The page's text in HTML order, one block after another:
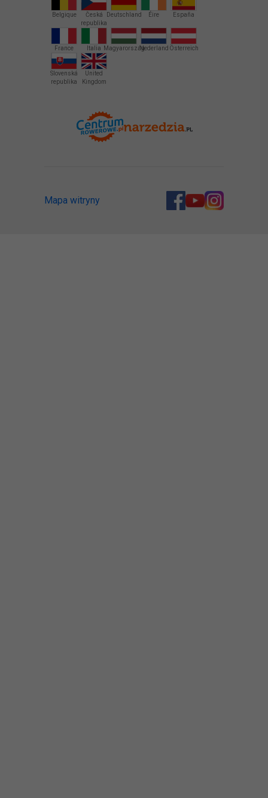
Belgique
Česká
republika
Deutschland Éire España
France Italia MagyarországNederland Österreich
Slovenská
republika
United
Kingdom
Mapa witryny